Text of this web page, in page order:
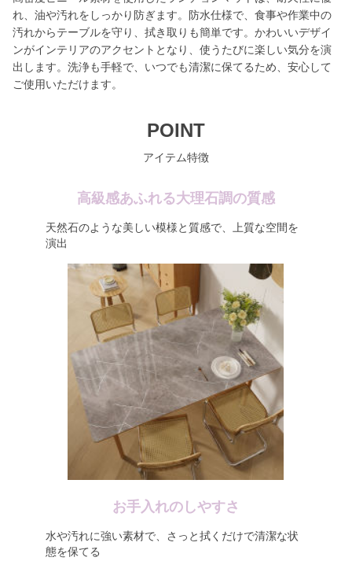
れ、油や汚れをしっかり防ぎます。防水仕様で、食事や作業中の
汚れからテーブルを守り、拭き取りも簡単です。かわいいデザイ
ンがインテリアのアクセントとなり、使うたびに楽しい気分を演
出します。洗浄も手軽で、いつでも清潔に保てるため、安心して
ご使用いただけます。
POINT
アイテム特徴
高級感あふれる大理石調の質感
天然石のような美しい模様と質感で、上質な空間を
演出
お手入れのしやすさ
水や汚れに強い素材で、さっと拭くだけで清潔な状
態を保てる